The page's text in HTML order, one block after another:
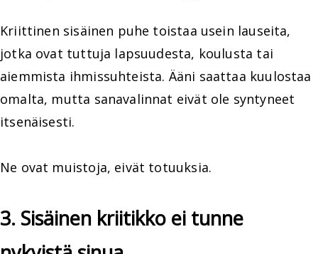
Kriittinen sisäinen puhe toistaa usein lauseita,
jotka ovat tuttuja lapsuudesta, koulusta tai
aiemmista ihmissuhteista. Ääni saattaa kuulostaa
omalta, mutta sanavalinnat eivät ole syntyneet
itsenäisesti.
Ne ovat muistoja, eivät totuuksia.
3. Sisäinen kriitikko ei tunne